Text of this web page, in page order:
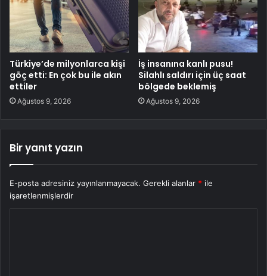
Türkiye’de milyonlarca kişi
göç etti: En çok bu ile akın
ettiler
Ağustos 9, 2026
İş insanına kanlı pusu!
Silahlı saldırı için üç saat
bölgede beklemiş
Ağustos 9, 2026
Bir yanıt yazın
E-posta adresiniz yayınlanmayacak. Gerekli alanlar * ile
işaretlenmişlerdir